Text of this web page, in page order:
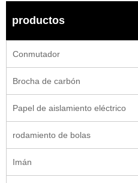
productos
Conmutador
Brocha de carbón
Papel de aislamiento eléctrico
rodamiento de bolas
Imán